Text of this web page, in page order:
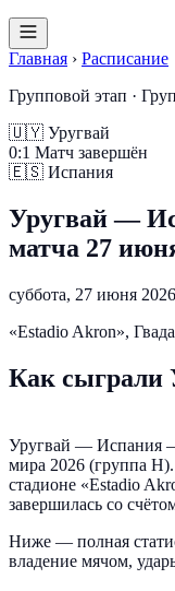
Главная › Расписание
Групповой этап ·
🇺🇾 Уругвай
0:1 Матч завершён
🇪🇸 Испания
Уругвай —
матча 27
суббота, 27 июня
«Estadio Akron»,
Как сыграли
Уругвай — Испания —
мира 2026 (группа
стадионе «Estadio
завершилась со
Ниже — полная
владение мячом,